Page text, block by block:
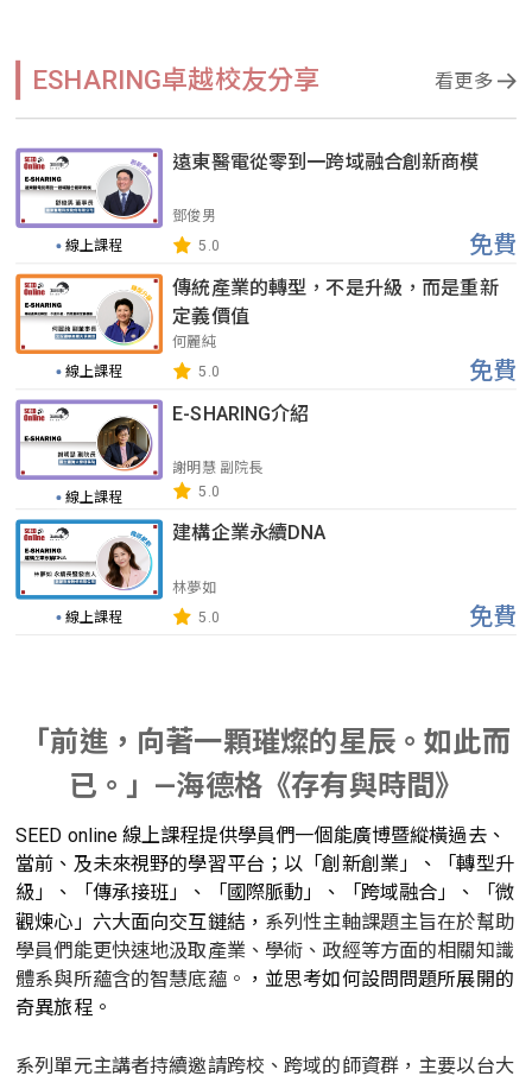
ESHARING卓越校友分享 看更多
線上課程
遠東醫電從零到一跨域融合創新商模
鄧俊男
5.0
免費
線上課程
傳統產業的轉型，不是升級，而是重新
定義價值
何麗純
5.0
免費
線上課程
E-SHARING介紹
謝明慧 副院長
5.0
線上課程
建構企業永續DNA
林夢如
5.0
免費
「前進，向著一顆璀燦的星辰。如此而
已。」—海德格《存有與時間》
SEED online 線上課程提供學員們一個能廣博暨縱橫過去、
當前、及未來視野的學習平台；以「創新創業」、「轉型升
級」、「傳承接班」、「國際脈動」、「跨域融合」、「微
觀煉心」六大面向交互鏈結， 系列性主軸課題主旨在於幫助
學員們能更快速地汲取產業、學術、政經等方面的相關知識
體系與所蘊含的智慧底蘊。 ，並思考如何設問問題所展開的
奇異旅程。
系列單元主講者持續邀請跨校、跨域的師資群，主要以台大